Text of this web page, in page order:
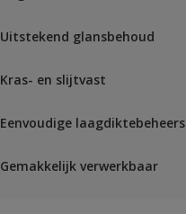
Uitstekend glansbehoud
Kras- en slijtvast
Eenvoudige
Gemakkelijk verwerkbaar